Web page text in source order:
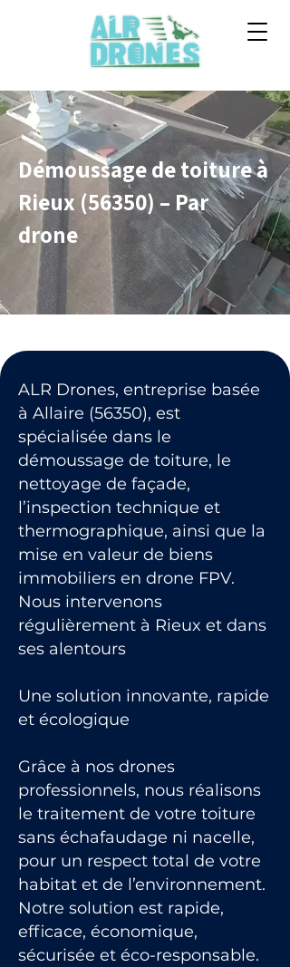
Démoussage de toiture à
Rieux (56350) – Par
drone
ALR Drones, entreprise basée
à Allaire (56350), est
spécialisée dans le
démoussage de toiture, le
nettoyage de façade,
l’inspection technique et
thermographique, ainsi que la
mise en valeur de biens
immobiliers en drone FPV.
Nous intervenons
régulièrement à Rieux et dans
ses alentours
Une solution innovante, rapide
et écologique
Grâce à nos drones
professionnels, nous réalisons
le traitement de votre toiture
sans échafaudage ni nacelle,
pour un respect total de votre
habitat et de l’environnement.
Notre solution est rapide,
efficace, économique,
sécurisée et éco-responsable.